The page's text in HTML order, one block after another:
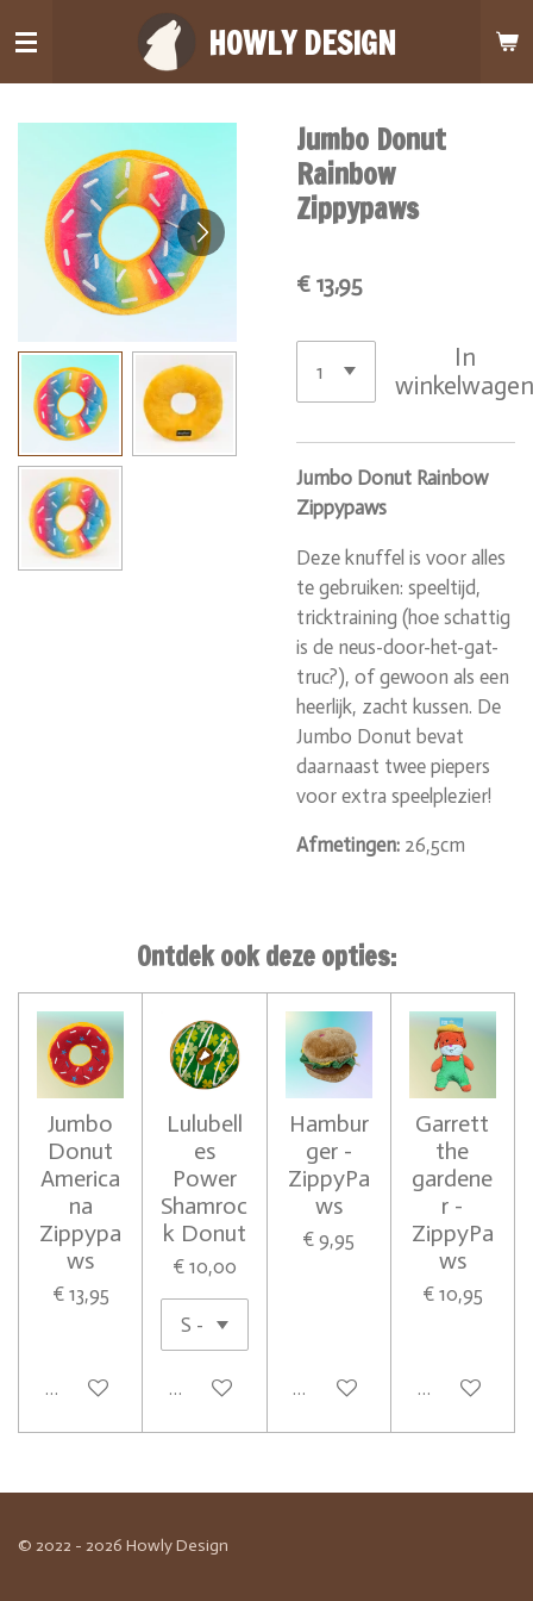
direct
naar
hoofdinhoud
HOWLY DESIGN
Jumbo Donut
Rainbow
Zippypaws
€ 13,95
In
Jumbo Donut Rainbow
Zippypaws
Deze knuffel is voor alles
te gebruiken: speeltijd,
tricktraining (hoe schattig
is de neus-door-het-gat-
truc?), of gewoon als een
heerlijk, zacht kussen. De
Jumbo Donut bevat
daarnaast twee piepers
voor extra speelplezier!
Afmetingen: 26,5cm
Ontdek ook deze opties:
Jumbo
Donut
America
na
Zippypa
ws
€ 13,95
In winkelwagen
Lulubell
es
Power
Shamroc
k Donut
€ 10,00
In winkelwagen
Hambur
ger -
ZippyPa
ws
€ 9,95
In winkelwagen
Garrett
the
gardene
r -
ZippyPa
ws
€ 10,95
In
© 2022 - 2026 Howly Design